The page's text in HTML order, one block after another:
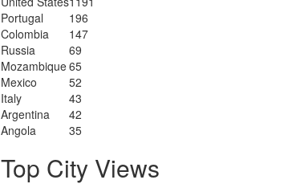
Portugal
196
Colombia
147
Russia
69
Mozambique65
Mexico
52
Italy
43
Argentina
42
Angola
35
Top City Views